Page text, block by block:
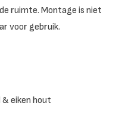
ruimte. Montage is niet
voor gebruik.
eiken hout